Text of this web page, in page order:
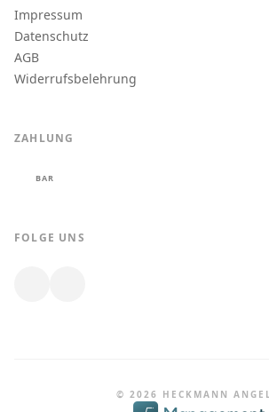
Impressum
Datenschutz
AGB
Widerrufsbelehrung
ZAHLUNG
BAR
FOLGE UNS
© 2026 HECKMANN